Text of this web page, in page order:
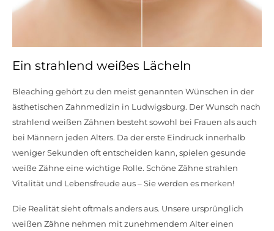
Ein strahlend weißes Lächeln
Bleaching gehört zu den meist genannten Wünschen in der
ästhetischen Zahnmedizin in Ludwigsburg. Der Wunsch nach
strahlend weißen Zähnen besteht sowohl bei Frauen als auch
bei Männern jeden Alters. Da der erste Eindruck innerhalb
weniger Sekunden oft entscheiden kann, spielen gesunde
weiße Zähne eine wichtige Rolle. Schöne Zähne strahlen
Vitalität und Lebensfreude aus – Sie werden es merken!
Die Realität sieht oftmals anders aus. Unsere ursprünglich
weißen Zähne nehmen mit zunehmendem Alter einen